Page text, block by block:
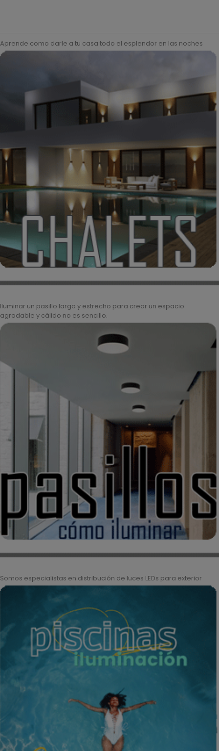
Aprende como darle a tu casa todo el esplendor en las noches
Iluminar un pasillo largo y estrecho para crear un espacio
agradable y cálido no es sencillo.
Somos especialistas en distribución de luces LEDs para exterior